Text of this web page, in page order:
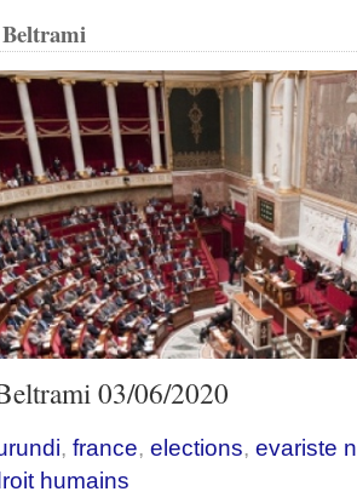
03/06/2020
, france, elections, evariste
humains